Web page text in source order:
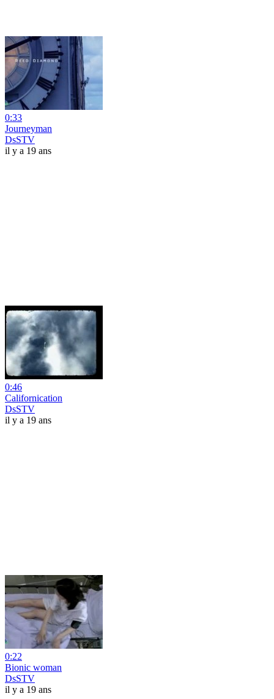
0:33
Journeyman
DsSTV
il y a 19 ans
0:46
Californication
DsSTV
il y a 19 ans
0:22
Bionic woman
DsSTV
il y a 19 ans